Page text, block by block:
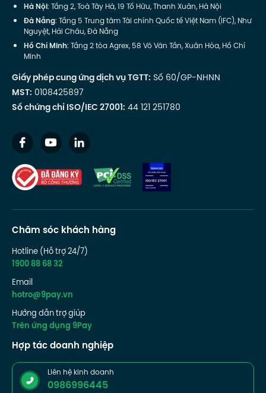
Hà Nội: Tầng 2, Toà Tây Hà, 19 Tố Hữu, Thanh Xuân, Hà Nội
Đà Nẵng: Tầng 5 Trung tâm Tài chính Quốc tế Việt Nam (IFC), Như
Nguyệt, Hải Châu, Đà Nẵng
Hồ Chí Minh: Tầng 2 tòa Agrex, 58 Võ Văn Tần, Xuân Hòa, Hồ Chí
Minh
Giấy phép cung ứng dịch vụ TGTT: Số 60/GP-NHNN
MST: 0108425897
Số chứng chỉ ISO/IEC 27001: 44 121 251780
Chăm sóc khách hàng
Hotline (Hỗ trợ 24/7)
1900 88 68 32
Email
hotro@9pay.vn
Hướng dẫn trợ giúp
Trên ứng dụng 9Pay
Hợp tác doanh nghiệp
Liên hệ kinh doanh
0986996445